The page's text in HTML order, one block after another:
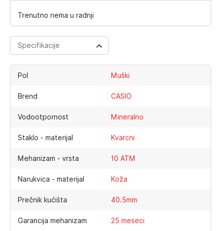
Trenutno nema u radnji
Specifikacije
Pol Muški
Brend CASIO
Vodootpornost Mineralno
Staklo - materijal Kvarcni
Mehanizam - vrsta 10 ATM
Narukvica - materijal Koža
Prečnik kućišta 40.5mm
Garancija mehanizam 25 meseci